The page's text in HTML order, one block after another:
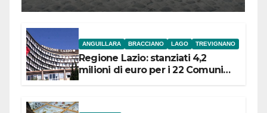
ANGUILLARA BRACCIANO LAGO TREVIGNANO
Regione Lazio: stanziati 4,2
milioni di euro per i 22 Comuni